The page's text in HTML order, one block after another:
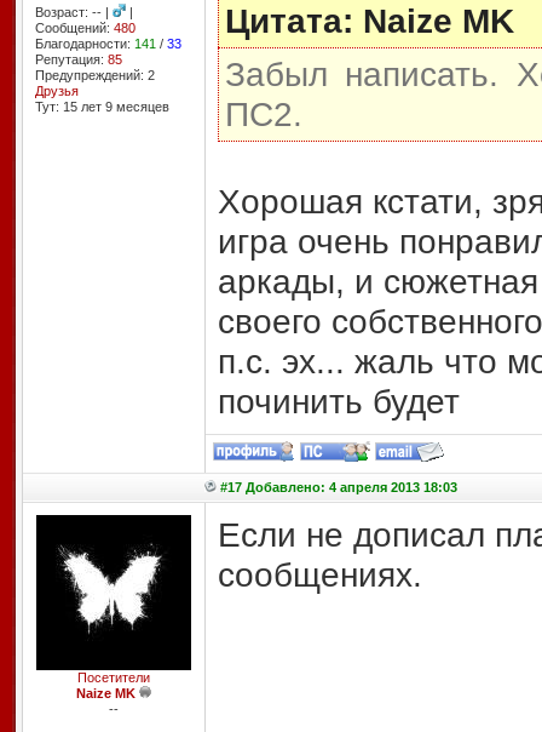
Возраст: -- |
|
Сообщений: 480
Благодарности: 141 / 33
Репутация: 85
Предупреждений: 2
Друзья
Тут: 15 лет 9 месяцев
Цитата: Naize MK
Забыл написать.
ПС2.
Хорошая кстати,
игра очень
аркады, и
своего
п.с. эх... жаль что
починить будет
#17 Добавлено: 4 апреля 2013 18:03
Посетители
Naize MK
--
Если не дописал
сообщениях.